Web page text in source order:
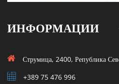
ИНФОРМАЦИИ
Струмица, 2400, Република
+389 75 476 996